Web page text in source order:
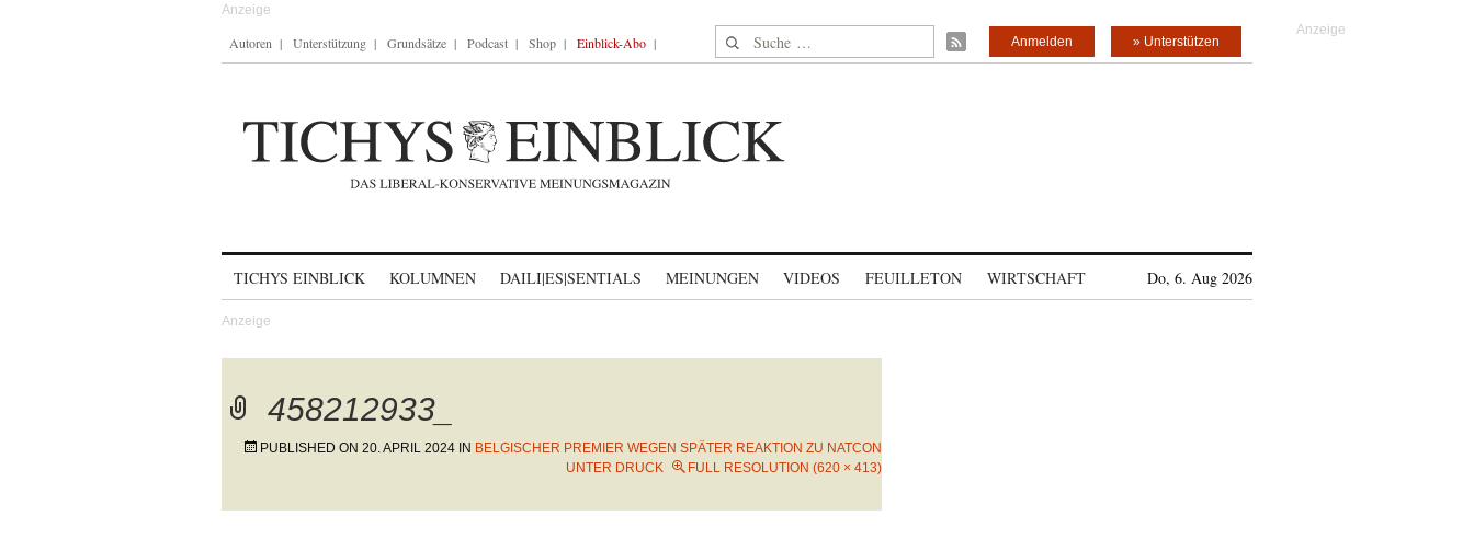
Autoren Unterstützung Grundsätze Podcast Shop Einblick-Abo Suche nach: » Unterstützen
Anmelden
TICHYS EINBLICK KOLUMNEN DAILI|ES|SENTIALS MEINUNGEN VIDEOS FEUILLETON WIRTSCHAFT Do, 6. Aug 2026
458212933_
PUBLISHED ON 20. APRIL 2024 IN BELGISCHER PREMIER WEGEN SPÄTER REAKTION ZU NATCON
UNTER DRUCK
FULL RESOLUTION (620 × 413)